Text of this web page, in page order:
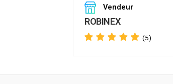
Vendeur
ROBINEX
(5)